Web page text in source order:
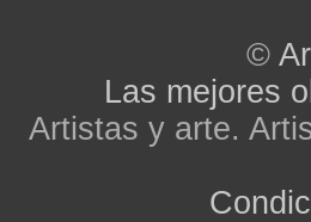
©
Las mejores
Artistas y arte.